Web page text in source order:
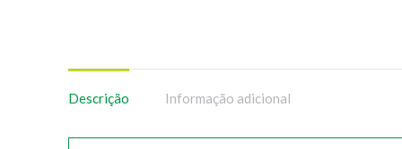
Descrição Informação adicional